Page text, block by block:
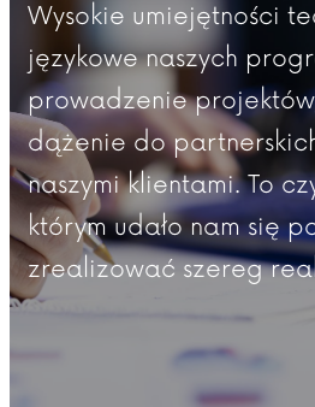
Wysokie umiejętności
językowe naszych
prowadzenie
dążenie do
naszymi klientami. To
którym udało nam się
zrealizować szereg